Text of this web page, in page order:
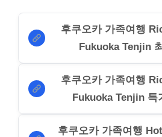
후쿠오카 가족여행
Fukuoka Tenjin
후쿠오카 가족여행
Fukuoka Tenjin 특
후쿠오카 가족여행